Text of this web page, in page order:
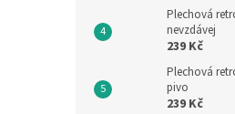
Plechová
nevzdávej
239 Kč
Plechová
pivo
239 Kč